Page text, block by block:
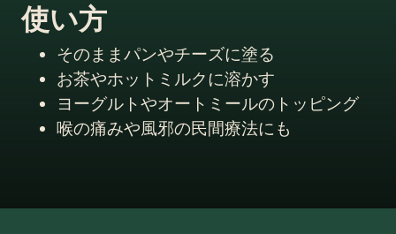
使い方
そのままパンやチーズに塗る
お茶やホットミルクに溶かす
ヨーグルトやオートミールのトッピング
喉の痛みや風邪の民間療法にも